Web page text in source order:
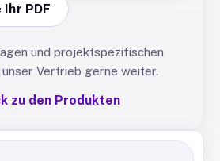
PDF
und projektspezifischen
Vertrieb gerne weiter.
zu den Produkten